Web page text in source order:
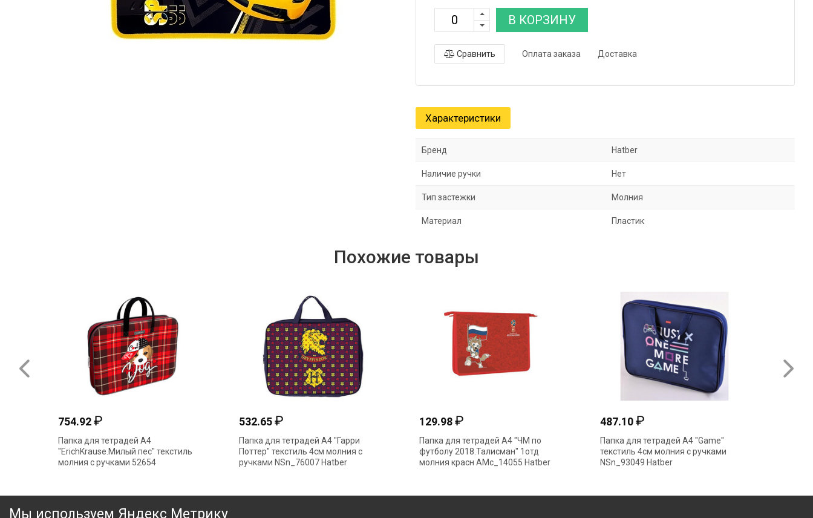
В КОРЗИНУ
Сравнить Оплата заказа Доставка
Характеристики
Бренд Hatber
Наличие ручки Нет
Тип застежки Молния
Материал Пластик
Похожие товары
754.92₽
Папка для тетрадей А4
"ErichKrause.Милый пес" текстиль
молния с ручками 52654
532.65₽
Папка для тетрадей А4 "Гарри
Поттер" текстиль 4см молния с
ручками NSn_76007 Hatber
129.98₽
Папка для тетрадей А4 "ЧМ по
футболу 2018.Талисман" 1отд
молния красн AMc_14055 Hatber
487.10₽
Папка для тетрадей А4 "Game"
текстиль 4см молния с ручками
NSn_93049 Hatber
Мы используем Яндекс Метрику